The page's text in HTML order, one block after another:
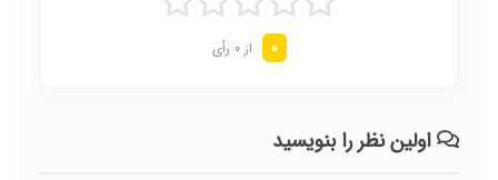
0 از 0 رأی
اولین نظر را بنویسید